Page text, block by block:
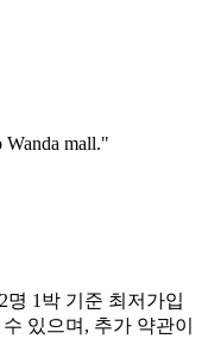
Wanda mall."
명 1박 기준 최저가입
있으며, 추가 약관이